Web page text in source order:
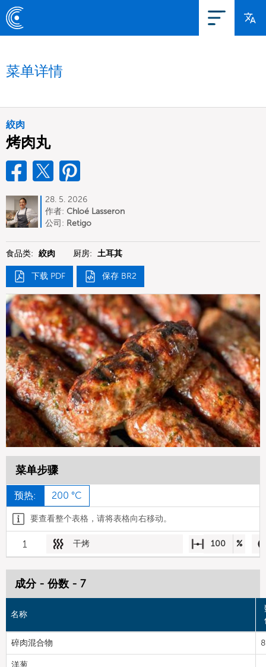
菜单详情
絞肉
烤肉丸
28. 5. 2026
作者: Chloé Lasseron
公司: Retigo
食品类: 絞肉 厨房: 土耳其
下载 PDF 保存 BR2
菜单步骤
预热: 200 °C
要查看整个表格，请将表格向右移动。
1 干烤 100 %
成分 - 份数 - 7
名称
碎肉混合物
洋葱